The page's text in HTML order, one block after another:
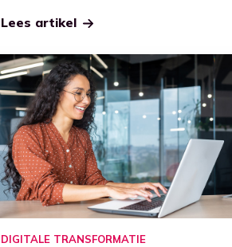
Lees artikel
DIGITALE TRANSFORMATIE